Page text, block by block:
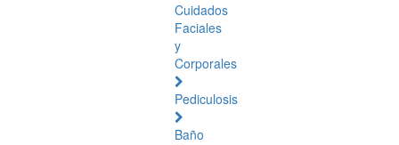
Cuidados
Faciales
y
Corporales
Pediculosis
Baño